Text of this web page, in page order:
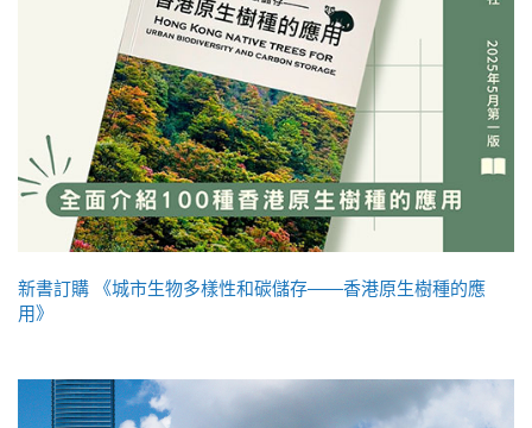
新書訂購 《城市生物多樣性和碳儲存——香港原生樹種的應
用》